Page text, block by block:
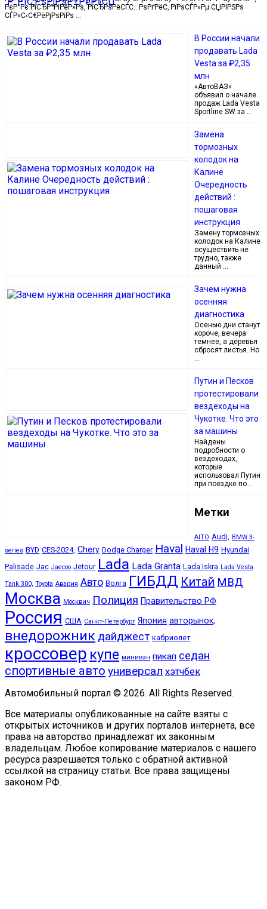
РєР°Рє РїСЂР°РІРёР»Рѕ, РїСЂРѕРёСЃС…РѕРґРёС‚ РїРѕСЃР»Рµ СЏРІРЅРѕ
СЃР»С‹С€РёРјРѕРіРѕ …
В России начали
продавать Lada
Vesta за ₽2,35
млн
«АвтоВАЗ»
объявил о начале
продаж Lada Vesta
Sportline SW за …
Замена
тормозных
колодок на
Калине
Очередность
действий :
пошаговая
инструкция
Замену тормозных
колодок на Калине
осуществить не
трудно, также
данный …
Зачем нужна
осенняя
диагностика
Осенью дни станут
короче, вечера
темнее, а деревья
сбросят листья. Но
…
Путин и Песков
протестировали
вездеходы на
Чукотке. Что это
за машины
Найдены
подробности о
вездеходах,
которые
использовал Путин
при поездке по …
Метки
AITO Audi,
BMW 3-
series BYD CES-2024, Chery Dodge Charger Haval Haval H9 Hyundai
Palisade Jac Jaecoo Jetour Lada Lada Granta Lada Iskra Lada Vesta
Tank 300, Toyota Авария Авто Волга ГИБДД Китай МВД
Москва Москвич Полиция Правительство РФ
Россия США Санкт-Петербург Япония авторынок,
внедорожник дайджест кабриолет
кроссовер купе минивэн пикап седан
спортивные авто универсал хэтчбек
Автомобильный портал © 2026. All Rights Reserved.
Все материалы опубликованные на сайте взяты с
открытых источников и других порталов интернета, все
права на авторство принадлежат их законным
владельцам. Любое копирование материалов с нашего
ресурса разрешается только с обратной активной
ссылкой на страницу статьи. Все права защищены
законом РФ.